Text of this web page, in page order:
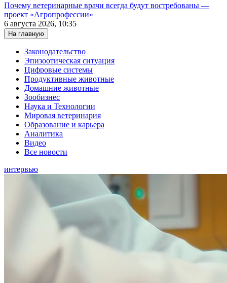
Почему ветеринарные врачи всегда будут востребованы —
проект «Агропрофессии»
6 августа 2026, 10:35
На главную
Законодательство
Эпизоотическая ситуация
Цифровые системы
Продуктивные животные
Домашние животные
Зообизнес
Наука и Технологии
Мировая ветеринария
Образование и карьера
Аналитика
Видео
Все новости
интервью